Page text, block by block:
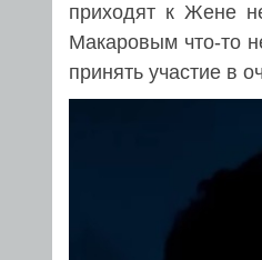
приходят к Жене
Макаровым что-то
принять участие в